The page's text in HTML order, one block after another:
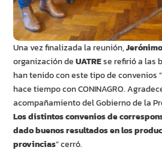
Una vez finalizada la reunión,
organización deUATREse refirió a las
han tenido con este tipo de convenios
hace tiempo con CONINAGRO.
acompañamiento del Gobierno de la
Los distintos convenios de
dado buenos resultados en los
provincias” cerró.